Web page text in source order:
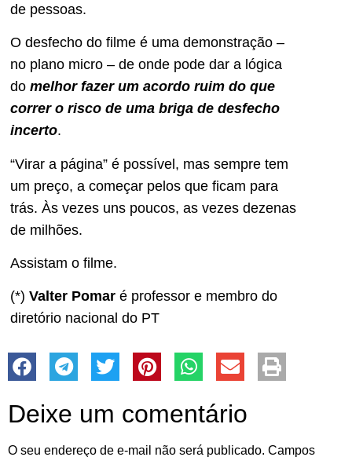
de pessoas.
O desfecho do filme é uma demonstração –
no plano micro – de onde pode dar a lógica
do melhor fazer um acordo ruim do que
correr o risco de uma briga de desfecho
incerto.
“Virar a página” é possível, mas sempre tem
um preço, a começar pelos que ficam para
trás. Às vezes uns poucos, as vezes dezenas
de milhões.
Assistam o filme.
(*) Valter Pomar é professor e membro do
diretório nacional do PT
Deixe um comentário
O seu endereço de e-mail não será publicado. Campos